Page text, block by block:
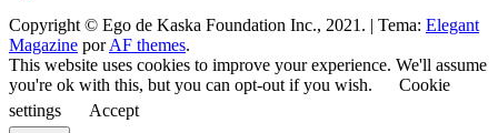
Copyright © Ego de Kaska Foundation Inc., 2021. | Tema: Elegant
Magazine porAF themes.
This website uses cookies to improve your experience. We'll assume
you're ok with this, but you can opt-out if you wish.
Cookie
settings
Accept